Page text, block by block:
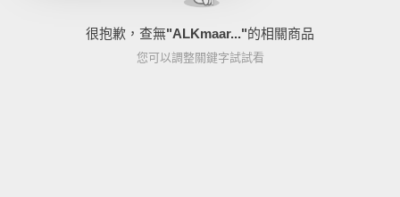
很抱歉，查無"ALKmaar..."的相關商品
您可以調整關鍵字試試看